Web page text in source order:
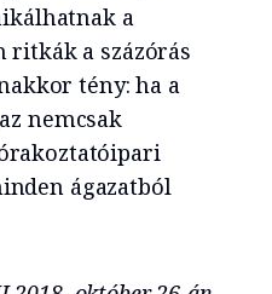
a
ritkák a százórás
tény: ha a
nemcsak
ágazatból